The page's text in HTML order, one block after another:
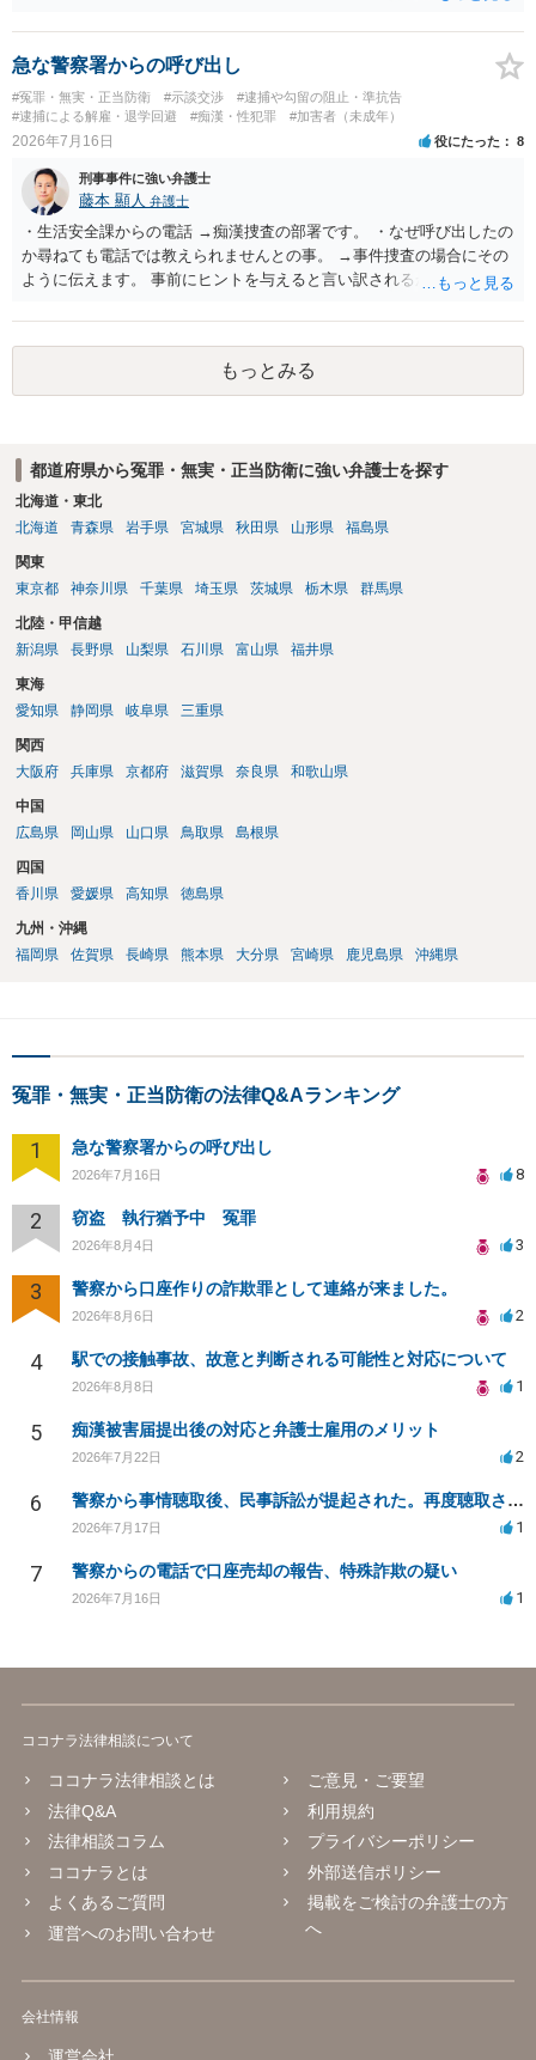
ず、当事者で解決した事例を知りません。依頼しない理由がないかと
思います。
急な警察署からの呼び出し
#冤罪・無実・正当防衛 #示談交渉
#逮捕や勾留の阻止・準抗告
#逮捕による解雇・退学回避
#痴漢・性犯罪 #加害者（未成年）
2026年7月16日 役にたった 8
刑事事件に強い弁護士
藤本 顯人 弁護士
・生活安全課からの電話 →痴漢捜査の部署です。 ・なぜ呼び出したの
か尋ねても電話では教えられませんとの事。 →事件捜査の場合にその
ように伝えます。 事前にヒントを与えると言い訳されるからです。 ・
たり →やはり痴漢として疑われているのでは。 そもそも痴漢をやって
ないのであれば、何も疑われる筋合いは無いわけですし狼狽える必要
もっとみる
都道府県から冤罪・無実・正当防衛に強い弁護士を探す
北海道・東北
北海道
青森県 岩手県 宮城県 秋田県 山形県 福島県
関東
東京都
神奈川県 千葉県 埼玉県 茨城県 栃木県 群馬県
北陸・甲信越
新潟県
長野県 山梨県 石川県 富山県 福井県
東海
愛知県
静岡県 岐阜県 三重県
関西
大阪府
兵庫県 京都府 滋賀県 奈良県 和歌山県
中国
広島県
岡山県 山口県 鳥取県 島根県
四国
香川県
愛媛県 高知県 徳島県
九州・沖縄
福岡県
佐賀県 長崎県 熊本県 大分県 宮崎県 鹿児島県 沖縄県
冤罪・無実・正当防衛の法律Q&Aランキング
1 急な警察署からの呼び出し
2026年7月16日 8
2 窃盗 執行猶予中 冤罪
2026年8月4日 3
3 警察から口座作りの詐欺罪として連絡が来ました。
2026年8月6日 2
4 駅での接触事故、故意と判断される可能性と対応について
2026年8月8日 1
5 痴漢被害届提出後の対応と弁護士雇用のメリット
2026年7月22日 2
6 警察から事情聴取後、民事訴訟が提起された。再度聴取される可能性は？
2026年7月17日 1
7 警察からの電話で口座売却の報告、特殊詐欺の疑い
2026年7月16日 1
ココナラ法律相談について
ココナラ法律相談とは
法律Q&A
法律相談コラム
ココナラとは
よくあるご質問
運営へのお問い合わせ
ご意見・ご要望
利用規約
プライバシーポリシー
外部送信ポリシー
掲載をご検討の弁護士の方
へ
会社情報
運営会社